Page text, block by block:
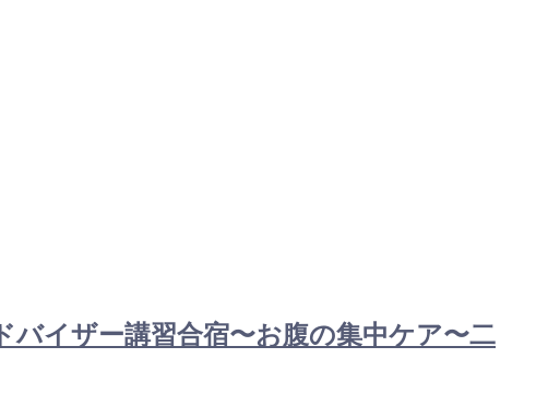
バイザー講習合宿〜お腹の集中ケア〜二